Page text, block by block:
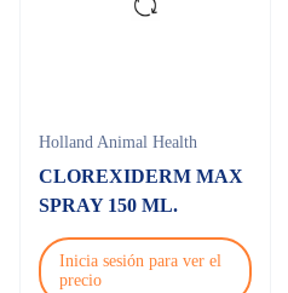
Holland Animal Health
CLOREXIDERM MAX
SPRAY 150 ML.
Inicia sesión para ver el
precio